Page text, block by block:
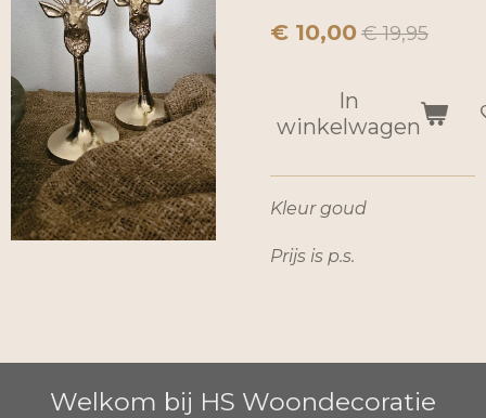
€ 10,00€ 19,95
In
winkelwagen
Kleur goud
Prijs is p.s.
Welkom bij HS Woondecoratie